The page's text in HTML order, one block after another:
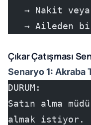
→ Nakit
→ Aileden
Çıkar Çatışması
Senaryo 1: Akraba
DURUM:
Satın alma
almak istiyor.